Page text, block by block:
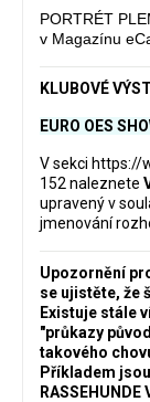
PORTRÉT
v Magazínu
KLUBOVÉ
EURO OES
V sekci https://
152 naleznete
upravený v
jmenování
Upozornění
se ujistěte, že
Existuje stále
"průkazy
takového
Příkladem
RASSEHUNDE